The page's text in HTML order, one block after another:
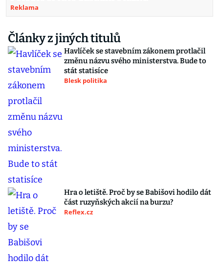
Reklama
Články z jiných titulů
Havlíček se stavebním zákonem protlačil
změnu názvu svého ministerstva. Bude to
stát statisíce
Blesk politika
Hra o letiště. Proč by se Babišovi hodilo dát
část ruzyňských akcií na burzu?
Reflex.cz